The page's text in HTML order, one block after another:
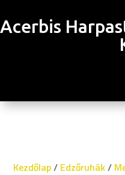
Acerbis
Kezdőlap/ Edzőruhák/